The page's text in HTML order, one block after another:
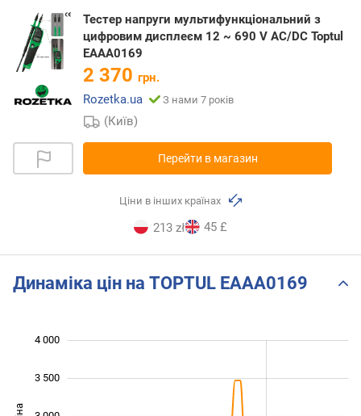
Тестер напруги мультифункціональний з
цифровим дисплеєм 12 ~ 690 V AC/DC Toptul
EAAA0169
2 370 грн.
Rozetka.ua
З нами 7 років
(Київ)
Перейти в магазин
Ціни в інших країнах
213 zł 45 £
Динаміка цін на TOPTUL EAAA0169
3 500
4 000